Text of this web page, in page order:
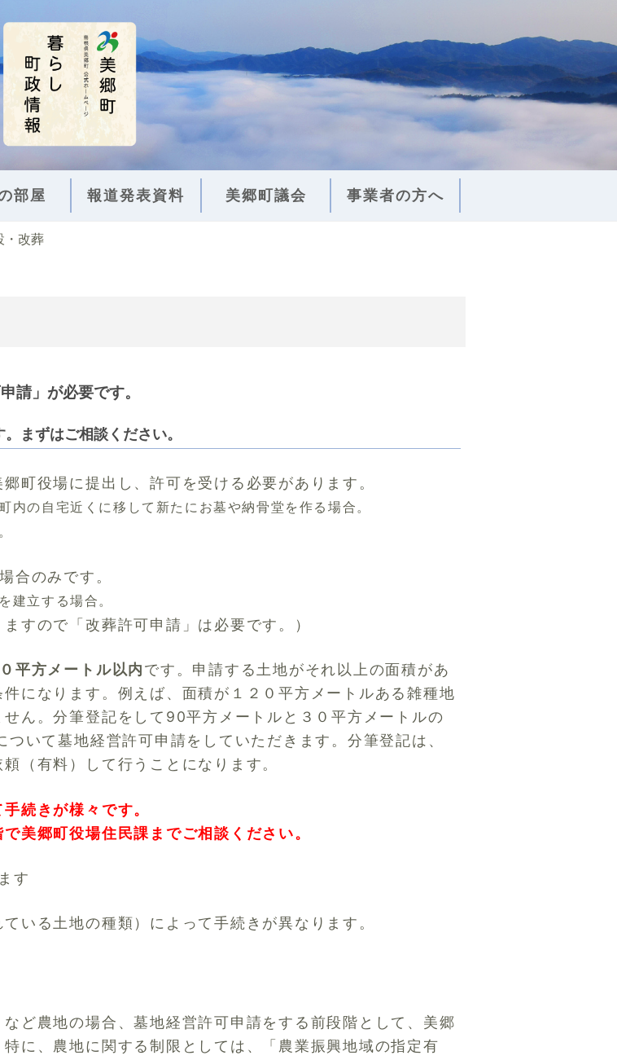
部屋 報道発表資料 美郷町議会 事業者の方へ
・改葬
請」が必要です。
まずはご相談ください。
町役場に提出し、許可を受ける必要があります。
内の自宅近くに移して新たに お墓や納骨堂を作る場合。
合のみです。
建立する場合。
すので「改葬許可申請」は必要です。）
平方メートル以内です。申請する土地がそれ以上の面積があ
になります。例えば、面積が１２０平方メートルある雑種地
ん。分筆登記をして90平方メートルと３０平方メートルの
いて墓地経営許可申請をしていただきます。分筆登記は、
（有料）して行うことになります。
続きが様々です。
美郷町役場住民課までご相談ください。
す
いる土地の種類）によって手続きが異なります。
ど農地の場合、墓地経営許可申請をする前段階として、美郷
に、農地に関する制限としては、「農業振興地域の指定有